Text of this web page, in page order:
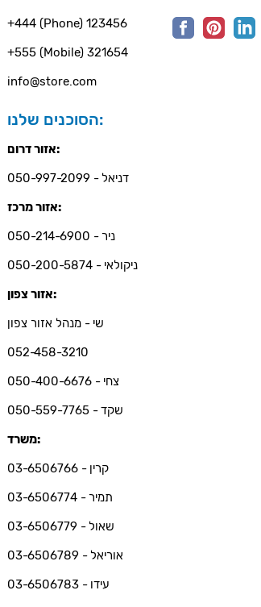
+444 (Phone) 123456
+555 (Mobile) 321654
info@store.com
הסוכנים שלנו:
אזור דרום:
דניאל - 050-997-2099
אזור מרכז:
ניר - 050-214-6900
ניקולאי - 050-200-5874
אזור צפון:
שי - מנהל אזור צפון
052-458-3210
צחי - 050-400-6676
שקד - 050-559-7765
משרד:
קרין - 03-6506766
תמיר - 03-6506774
שאול - 03-6506779
אוריאל - 03-6506789
עידו - 03-6506783